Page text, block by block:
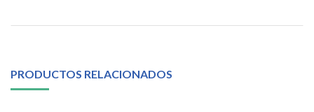
PRODUCTOS RELACIONADOS